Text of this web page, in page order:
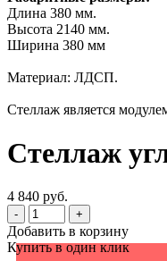
Длина 380 мм.
Высота 2140 мм.
Ширина 380 мм
Материал: ЛДСП.
Стеллаж является
Стеллаж
4 840 руб.
- +
Добавить в корзину
Купить в один клик